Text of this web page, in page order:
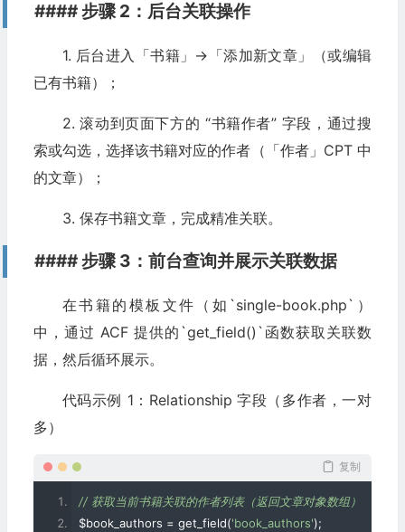
#### 步骤 2：后台关联操作
1. 后台进入「书籍」→「添加新文章」（或编辑
已有书籍）；
2. 滚动到页面下方的 “书籍作者” 字段，通过搜
索或勾选，选择该书籍对应的作者（「作者」CPT 中
的文章）；
3. 保存书籍文章，完成精准关联。
#### 步骤 3：前台查询并展示关联数据
在书籍的模板文件（如`single-book.php`）
中，通过 ACF 提供的`get_field()`函数获取关联数
据，然后循环展示。
代码示例 1：Relationship 字段（多作者，一对
多）
复制
// 获取当前书籍关联的作者列表（返回文章对象数组）
$book_authors = get_field('book_authors');